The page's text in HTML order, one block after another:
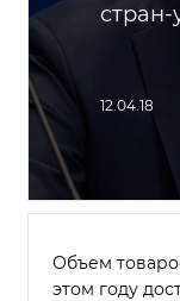
стран-
12.04.18
Объем
этом году